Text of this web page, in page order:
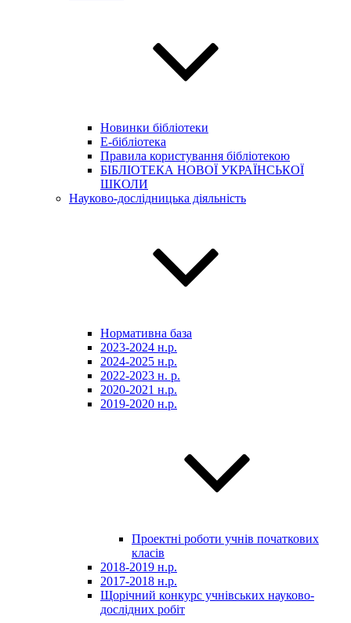
Новинки бібліотеки
E-бібліотека
Правила користування бібліотекою
БІБЛІОТЕКА НОВОЇ УКРАЇНСЬКОЇ
ШКОЛИ
Науково-дослідницька діяльність
Нормативна база
2023-2024 н.р.
2024-2025 н.р.
2022-2023 н. р.
2020-2021 н.р.
2019-2020 н.р.
Проектні роботи учнів початкових
класів
2018-2019 н.р.
2017-2018 н.р.
Щорічний конкурс учнівських науково-
дослідних робіт